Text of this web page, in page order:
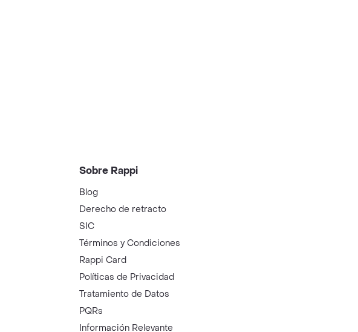
Sobre Rappi
Blog
Derecho de retracto
SIC
Términos y Condiciones
Rappi Card
Políticas de Privacidad
Tratamiento de Datos
PQRs
Información Relevante